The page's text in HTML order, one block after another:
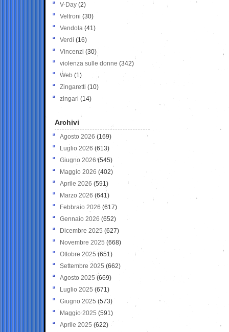
V-Day (2)
Veltroni (30)
Vendola (41)
Verdi (16)
Vincenzi (30)
violenza sulle donne (342)
Web (1)
Zingaretti (10)
zingari (14)
Archivi
Agosto 2026 (169)
Luglio 2026 (613)
Giugno 2026 (545)
Maggio 2026 (402)
Aprile 2026 (591)
Marzo 2026 (641)
Febbraio 2026 (617)
Gennaio 2026 (652)
Dicembre 2025 (627)
Novembre 2025 (668)
Ottobre 2025 (651)
Settembre 2025 (662)
Agosto 2025 (669)
Luglio 2025 (671)
Giugno 2025 (573)
Maggio 2025 (591)
Aprile 2025 (622)